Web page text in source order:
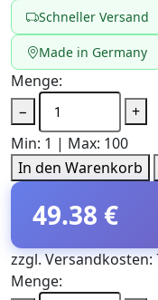
Schneller Versand
Made in Germany
Menge:
−
+
Min: 1 | Max: 100
In den Warenkorb
49.38 €
zzgl. Versandkosten:
Menge: